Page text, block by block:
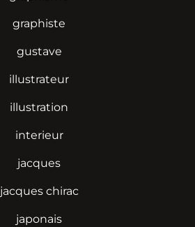
graphiste
gustave
illustrateur
illustration
interieur
jacques
jacques chirac
japonais